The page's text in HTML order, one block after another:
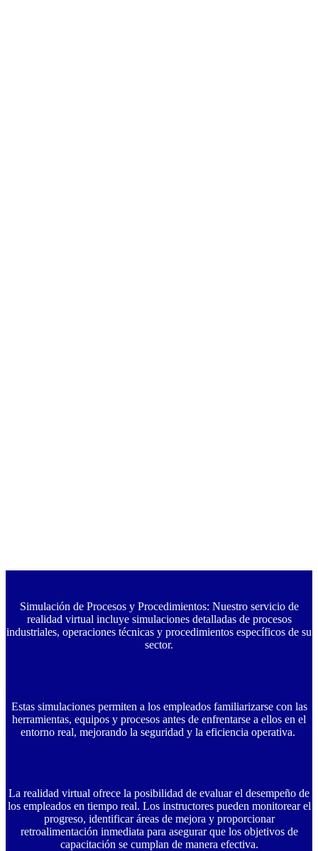
Simulación de Procesos y Procedimientos: Nuestro servicio de
realidad virtual incluye simulaciones detalladas de procesos
industriales, operaciones técnicas y procedimientos específicos de su
sector.
Estas simulaciones permiten a los empleados familiarizarse con las
herramientas, equipos y procesos antes de enfrentarse a ellos en el
entorno real, mejorando la seguridad y la eficiencia operativa.
La realidad virtual ofrece la posibilidad de evaluar el desempeño de
los empleados en tiempo real. Los instructores pueden monitorear el
progreso, identificar áreas de mejora y proporcionar
retroalimentación inmediata para asegurar que los objetivos de
capacitación se cumplan de manera efectiva.